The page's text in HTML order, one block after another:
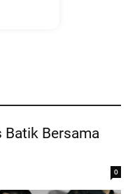
Batik Bersama
0